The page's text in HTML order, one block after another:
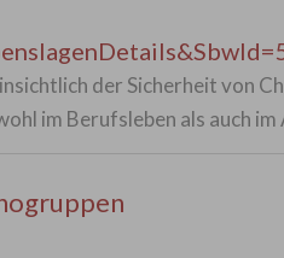
der Sicherheit von
im Berufsleben als auch